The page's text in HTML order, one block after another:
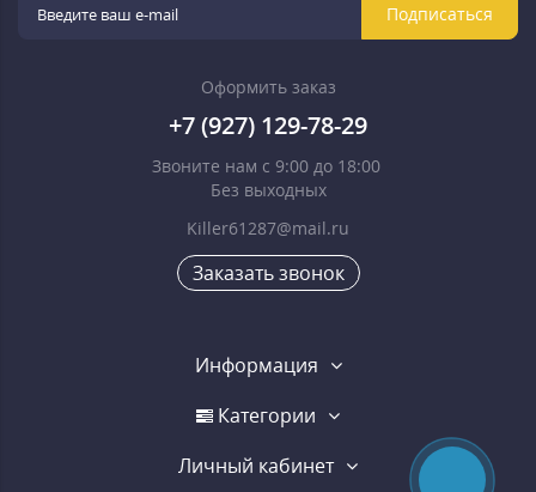
Подписаться
Оформить заказ
+7 (927) 129-78-29
Звоните нам с 9:00 до 18:00
Без выходных
Killer61287@mail.ru
Заказать звонок
Информация
Категории
Личный кабинет